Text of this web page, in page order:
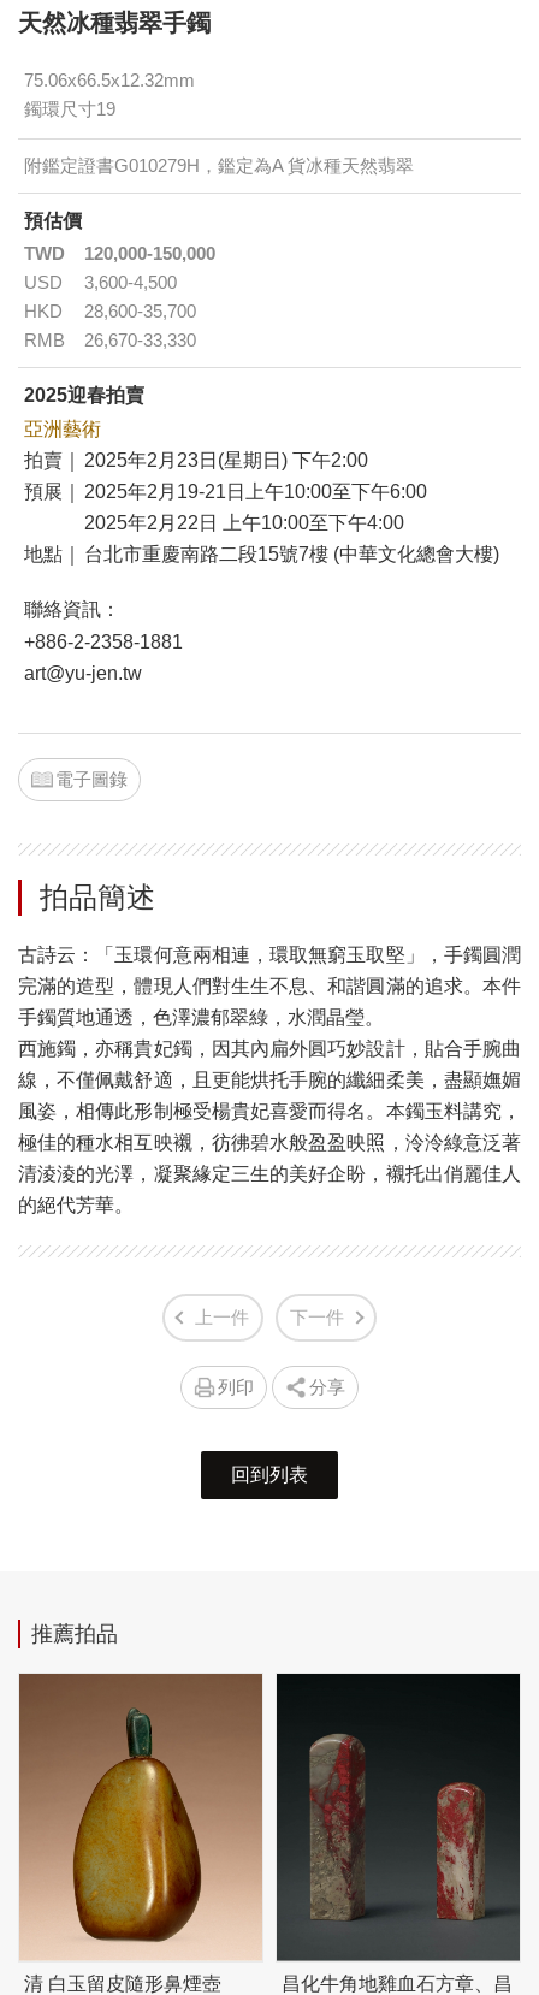
天然冰種翡翠手鐲
75.06x66.5x12.32mm
鐲環尺寸19
附鑑定證書G010279H，鑑定為A 貨冰種天然翡翠
預估價
TWD
120,000-150,000
USD
3,600-4,500
HKD
28,600-35,700
RMB
26,670-33,330
2025迎春拍賣
亞洲藝術
拍賣｜
2025年2月23日(星期日) 下午2:00
預展｜
2025年2月19-21日上午10:00至下午6:00
2025年2月22日 上午10:00至下午4:00
地點｜
台北市重慶南路二段15號7樓 (中華文化總會大樓)
聯絡資訊：
+886-2-2358-1881
art@yu-jen.tw
電子圖錄
拍品簡述
古詩云：「玉環何意兩相連，環取無窮玉取堅」，手鐲圓潤
完滿的造型，體現人們對生生不息、和諧圓滿的追求。本件
手鐲質地通透，色澤濃郁翠綠，水潤晶瑩。
西施鐲，亦稱貴妃鐲，因其內扁外圓巧妙設計，貼合手腕曲
線，不僅佩戴舒適，且更能烘托手腕的纖細柔美，盡顯嫵媚
風姿，相傳此形制極受楊貴妃喜愛而得名。本鐲玉料講究，
極佳的種水相互映襯，彷彿碧水般盈盈映照，泠泠綠意泛著
清淩淩的光澤，凝聚緣定三生的美好企盼，襯托出俏麗佳人
的絕代芳華。
上一件 下一件
列印 分享
回到列表
推薦拍品
清 白玉留皮隨形鼻煙壺
昌化牛角地雞血石方章、昌